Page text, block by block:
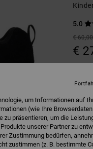
5.0
€ 60,00
€
Farbe
um Informationen auf
(wie Ihre
präsentieren, um die
unserer Partner zu
Zustimmung bedürfen,
zustimmen (z. B. bestimmte